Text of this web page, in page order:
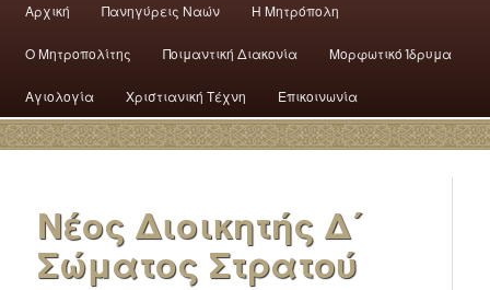
Αρχική Πανηγύρεις Ναών H Mητρόπολη
Ο Mητροπολίτης Ποιμαντική Διακονία Μορφωτικό Ίδρυμα
Αγιολογία Χριστιανική Τέχνη Επικοινωνία
Νέος Διοικητής Δ´
Σώματος Στρατού